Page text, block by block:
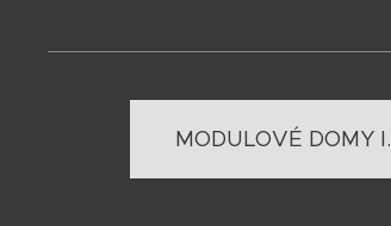
MODULOVÉ DOMY I.